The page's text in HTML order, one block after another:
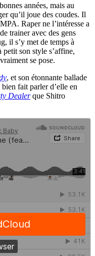
années, mais au
qu’il joue des coudes. Il
Raper ne l’intéresse a
trainer avec des gens
il s’y met de temps à
petit son style s’affine,
se pose.
, et son étonnante ballade
fait parler d’elle en
Dealerque Shitro